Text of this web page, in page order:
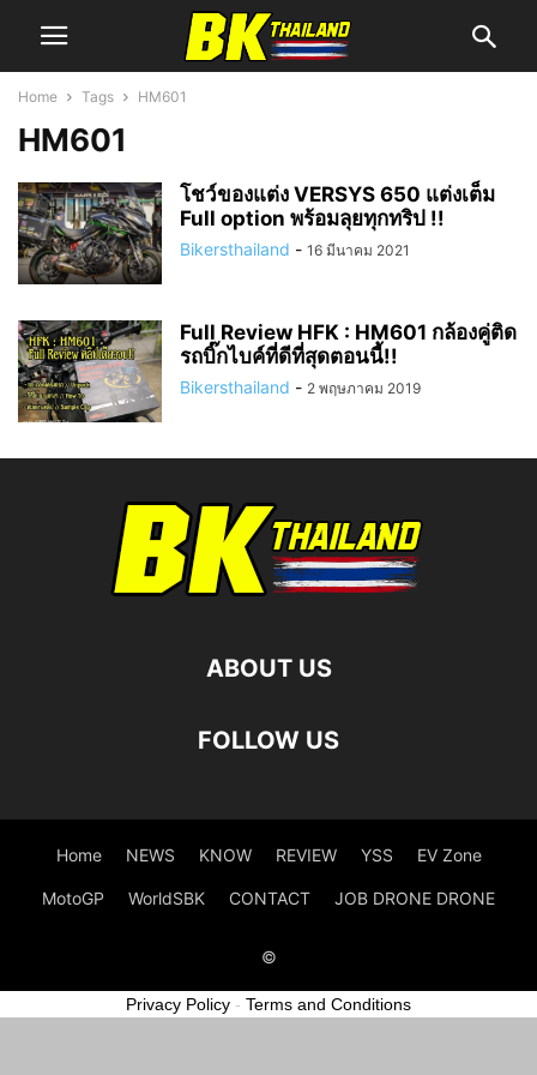
Home Tags HM601
HM601
โชว์ของแต่ง VERSYS 650 แต่งเต็ม
Full option พร้อมลุยทุกทริป !!
Bikersthailand - 16 มีนาคม 2021
Full Review HFK : HM601 กล้องคู่ติด
รถบิ๊กไบค์ที่ดีที่สุดตอนนี้!!
Bikersthailand - 2 พฤษภาคม 2019
ABOUT US
FOLLOW US
Home NEWS KNOW REVIEW YSS EV Zone
MotoGP WorldSBK CONTACT JOB DRONE DRONE
©
Privacy Policy - Terms and Conditions